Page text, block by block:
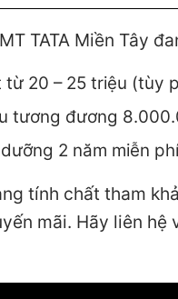
TATA Miền Tây
từ 20 – 25 triệu (tùy
tương đương
2 năm miễn
tính chất tham
mãi. Hãy liên hệ